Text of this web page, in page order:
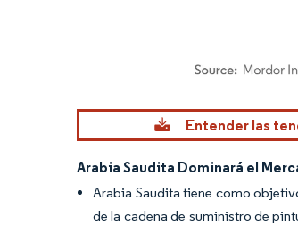
Imagen © Mordor Intelligence. El uso requiere
Entender las
Arabia Saudita Dominará el
Arabia Saudita tiene como
de la cadena de suministro de